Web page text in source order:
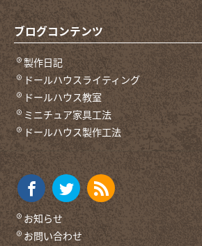
ブログコンテンツ
製作日記
ドールハウスライティング
ドールハウス教室
ミニチュア家具工法
ドールハウス製作工法
お知らせ
お問い合わせ